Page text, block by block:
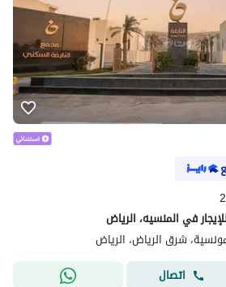
شرق الرياض، الرياض
اتصال